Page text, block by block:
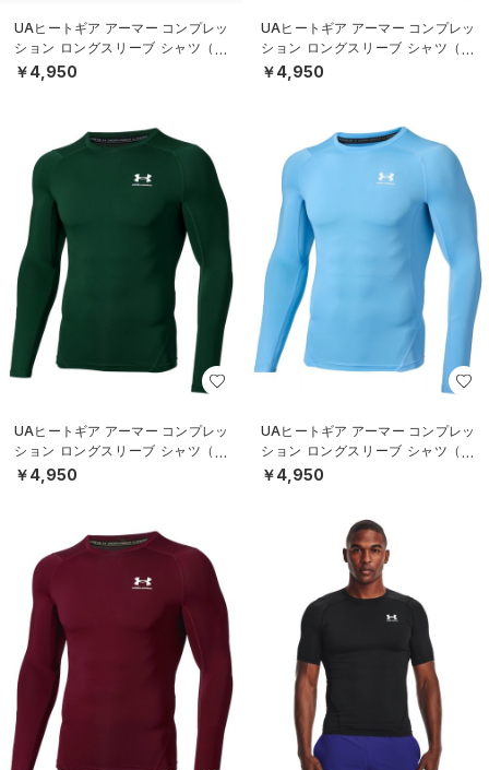
UAヒートギア アーマー コンプレッ
ション ロングスリーブ シャツ（ト
レーニング/MEN）
￥4,950
UAヒートギア アーマー コンプレッ
ション ロングスリーブ シャツ（ト
レーニング/MEN）
￥4,950
UAヒートギア アーマー コンプレッ
ション ロングスリーブ シャツ（ト
レーニング/MEN）
￥4,950
UAヒートギア アーマー コンプレッ
ション ロングスリーブ シャツ（ト
レーニング/MEN）
￥4,950